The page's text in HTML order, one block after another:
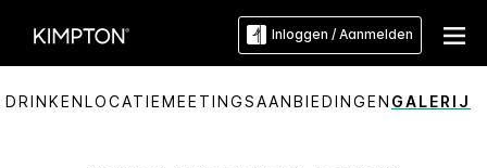
Inloggen / Aanmelden
LOCATIEMEETINGSAANBIEDINGEN GALERIJ